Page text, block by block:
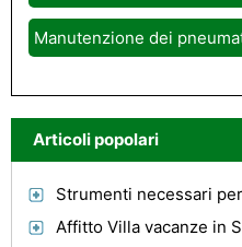
Manutenzione dei
Articoli popolari